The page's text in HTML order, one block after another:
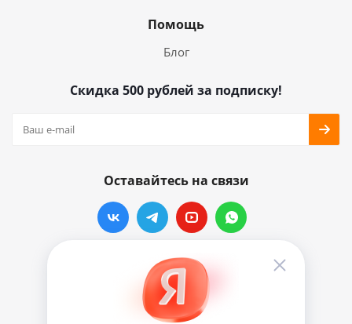
Помощь
Блог
Скидка 500 рублей за подписку!
Оставайтесь на связи
Наши контакты
info@vinylmarkt.ru